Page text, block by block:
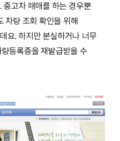
중고차 매매를 하는 경우뿐
차량 조회 확인을 위해
요. 하지만 분실하거나 너무
등록증을 재발급받을 수